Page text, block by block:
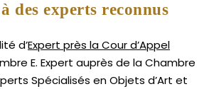
des experts reconnus
d’Expert près la Cour d’Appel
E. Expert auprès de laChambre
Spécialisés en Objets d’Art et